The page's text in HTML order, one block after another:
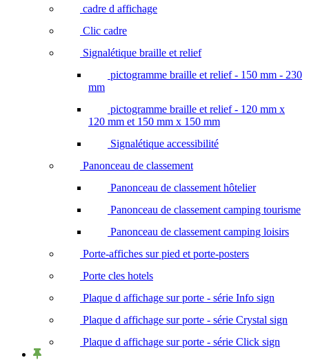
cadre d affichage
Clic cadre
Signalétique braille et relief
pictogramme braille et relief - 150 mm - 230
mm
pictogramme braille et relief - 120 mm x
120 mm et 150 mm x 150 mm
Signalétique accessibilité
Panonceau de classement
Panonceau de classement hôtelier
Panonceau de classement camping tourisme
Panonceau de classement camping loisirs
Porte-affiches sur pied et porte-posters
Porte cles hotels
Plaque d affichage sur porte - série Info sign
Plaque d affichage sur porte - série Crystal sign
Plaque d affichage sur porte - série Click sign